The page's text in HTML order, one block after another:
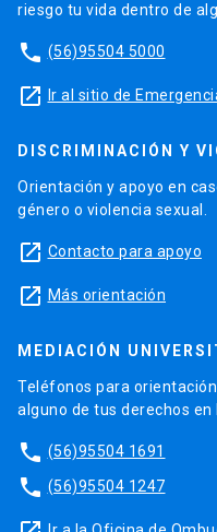
riesgo tu vida dentro de
phone (56)95504 5000
launch Ir al sitio de
DISCRIMINACIÓN Y
Orientación y apoyo en
género o violencia sexual.
launch Contacto para apoyo
launch Más orientación
MEDIACIÓN
Teléfonos para
alguno de tus derechos en
phone (56)95504 1691
phone (56)95504 1247